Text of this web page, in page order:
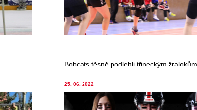
Bobcats těsně podlehli třineckým žralokům
25. 06. 2022